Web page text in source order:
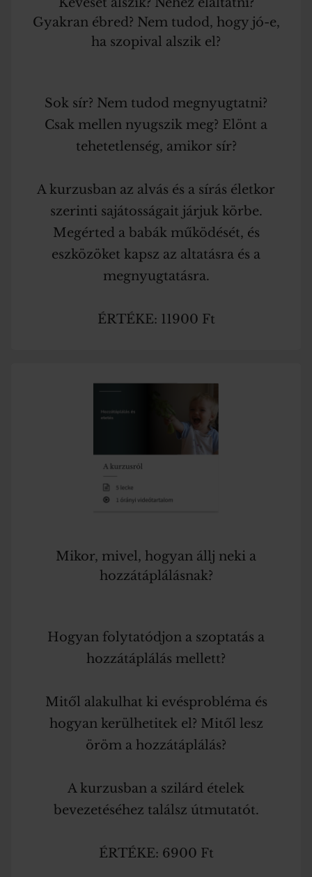
Gyakran ébred? Nem tudod, hogy jó-e,
ha szopival alszik el?
Sok sír? Nem tudod megnyugtatni?
Csak mellen nyugszik meg? Elönt a
tehetetlenség, amikor sír?
A kurzusban az alvás és a sírás életkor
szerinti sajátosságait járjuk körbe.
Megérted a babák működését, és
eszközöket kapsz az altatásra és a
megnyugtatásra.
ÉRTÉKE: 11900 Ft
Mikor, mivel, hogyan állj neki a
hozzátáplálásnak?
Hogyan folytatódjon a szoptatás a
hozzátáplálás mellett?
Mitől alakulhat ki evésprobléma és
hogyan kerülhetitek el? Mitől lesz
öröm a hozzátáplálás?
A kurzusban a szilárd ételek
bevezetéséhez találsz útmutatót.
ÉRTÉKE: 6900 Ft